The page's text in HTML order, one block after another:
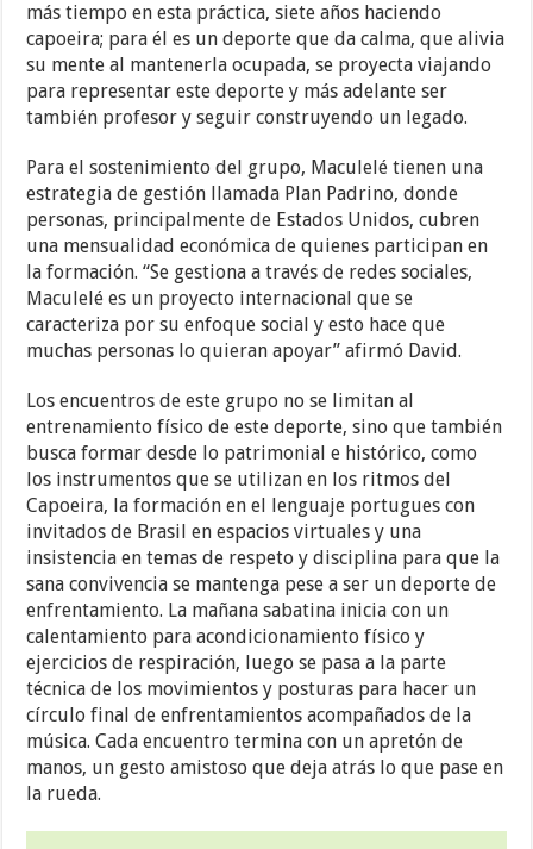
más tiempo en esta práctica, siete años haciendo
capoeira; para él es un deporte que da calma, que alivia
su mente al mantenerla ocupada, se proyecta viajando
para representar este deporte y más adelante ser
también profesor y seguir construyendo un legado.
Para el sostenimiento del grupo, Maculelé tienen una
estrategia de gestión llamada Plan Padrino, donde
personas, principalmente de Estados Unidos, cubren
una mensualidad económica de quienes participan en
la formación. “Se gestiona a través de redes sociales,
Maculelé es un proyecto internacional que se
caracteriza por su enfoque social y esto hace que
muchas personas lo quieran apoyar” afirmó David.
Los encuentros de este grupo no se limitan al
entrenamiento físico de este deporte, sino que también
busca formar desde lo patrimonial e histórico, como
los instrumentos que se utilizan en los ritmos del
Capoeira, la formación en el lenguaje portugues con
invitados de Brasil en espacios virtuales y una
insistencia en temas de respeto y disciplina para que la
sana convivencia se mantenga pese a ser un deporte de
enfrentamiento. La mañana sabatina inicia con un
calentamiento para acondicionamiento físico y
ejercicios de respiración, luego se pasa a la parte
técnica de los movimientos y posturas para hacer un
círculo final de enfrentamientos acompañados de la
música. Cada encuentro termina con un apretón de
manos, un gesto amistoso que deja atrás lo que pase en
la rueda.